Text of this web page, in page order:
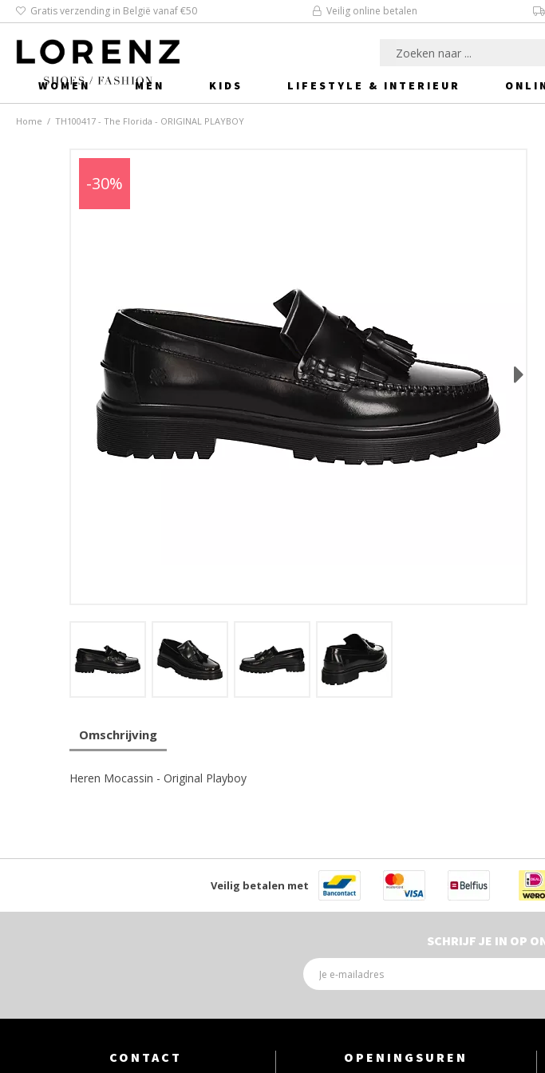
Gratis verzending in België vanaf €50 Veilig online betalen
WOMEN MEN KIDS LIFESTYLE & INTERIEUR
Home / TH100417 - The Florida - ORIGINAL PLAYBOY
-30%
Next
Omschrijving
Heren Mocassin - Original Playboy
Veilig betalen met
SCHRIJF JE IN OP
CONTACT OPENINGSUREN